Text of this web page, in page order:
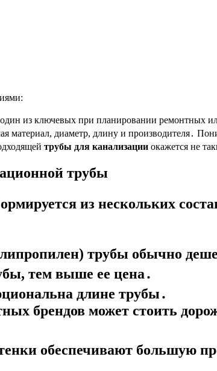
из ключевых при планировании ремонтных
материал, диаметр, длину и производителя․
трубы для канализации окажется не
трубы
из нескольких
трубы обычно
тем выше ее цена․
длине трубы․
брендов может стоить
обеспечивают большую